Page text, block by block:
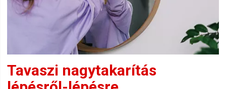
Tavaszi nagytakarítás